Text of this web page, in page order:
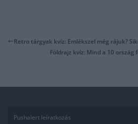
Retro tárgyak kvíz: Emlékszel még rájuk?
Földrajz kvíz: Mind a 10 ország
Pushalert leíratkozás